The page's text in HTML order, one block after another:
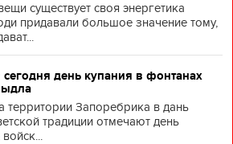
существует своя энергетика
придавали большое значение тому,
сегодня день купания в фонтанах
территории Запоребрика в дань
традиции отмечают день